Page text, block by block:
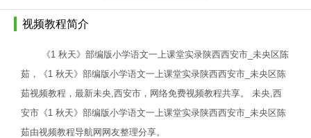
视频教程简介
《1 秋天》部编版小学语文一上课堂实录陕西西安市_未央区陈
茹，《1 秋天》部编版小学语文一上课堂实录陕西西安市_未央区陈
茹视频教程，最新未央,西安市，网络免费视频教程共享。 未央,西
安市《1 秋天》部编版小学语文一上课堂实录陕西西安市_未央区陈
茹由视频教程导航网网友整理分享。